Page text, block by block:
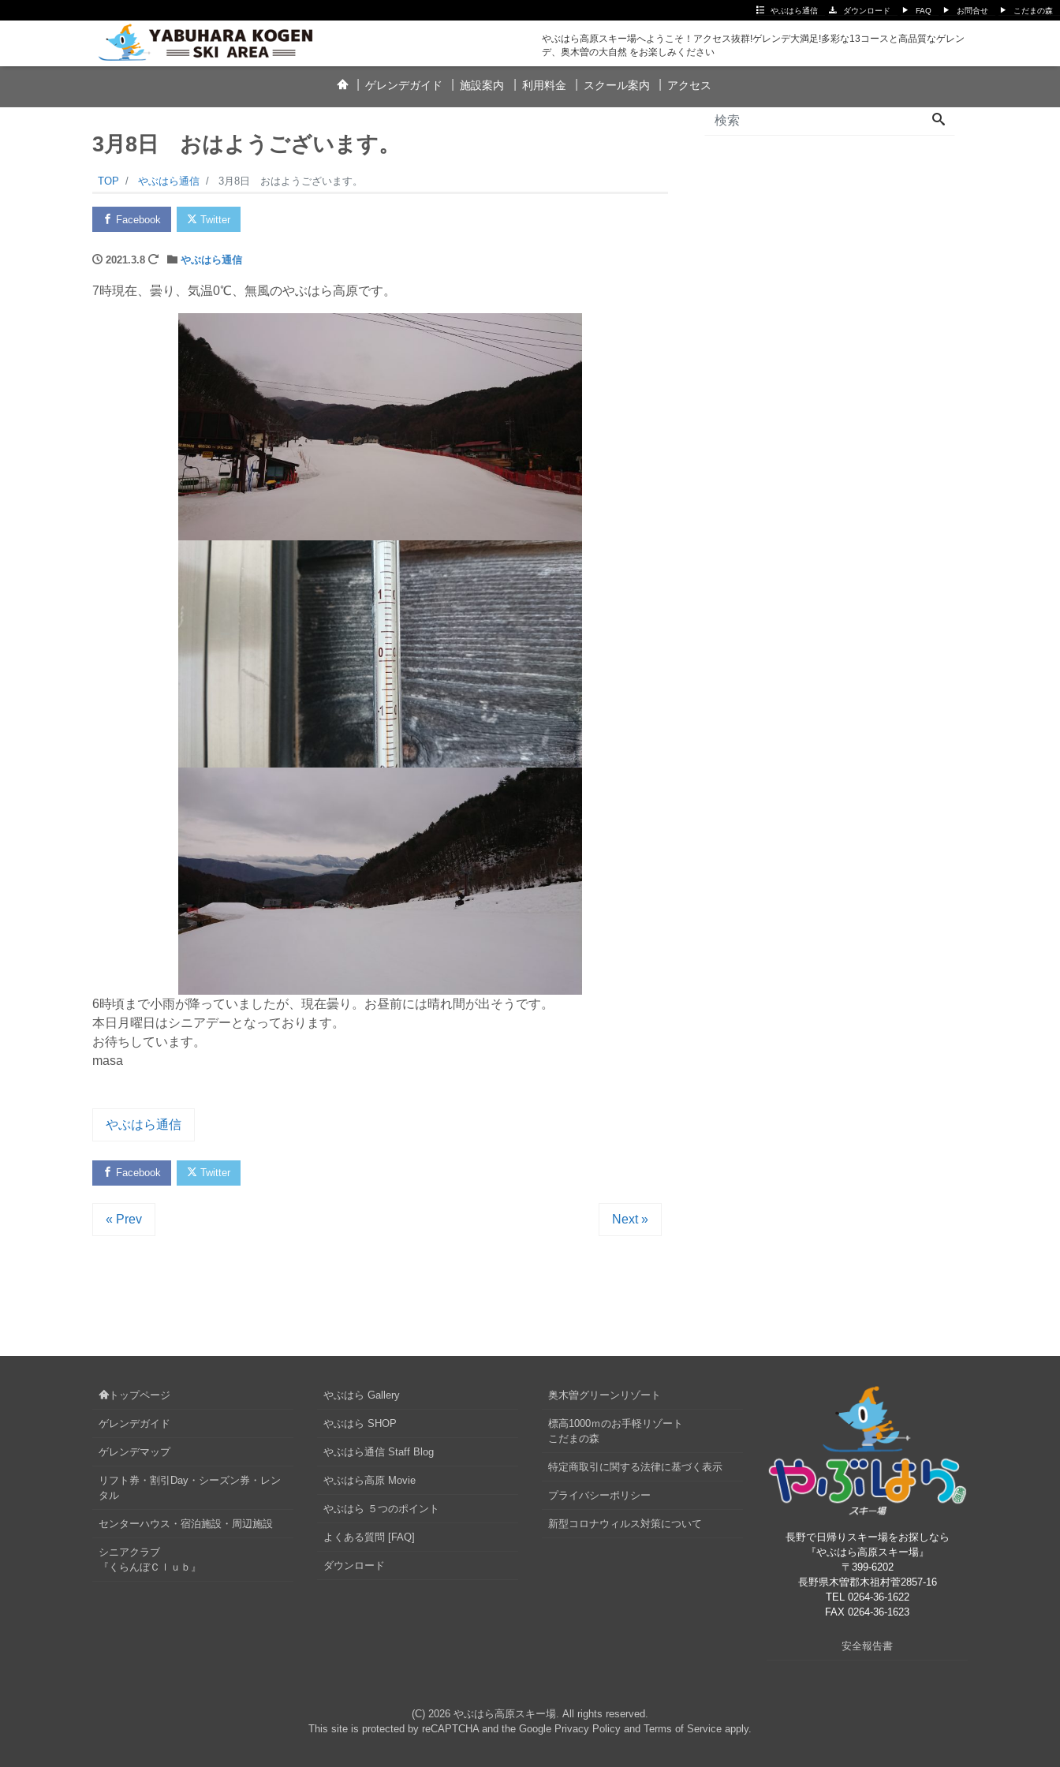
やぶはら通信 ダウンロード FAQ お問合せ こだまの森
やぶはら高原スキー場へようこそ！アクセス抜群!ゲレンデ大満足!多彩な13コースと高品質なゲレン
デ、奥木曽の大自然 をお楽しみください
ゲレンデガイド 施設案内 利用料金 スクール案内 アクセス
3月8日 おはようございます。
TOP やぶはら通信 3月8日 おはようございます。
Facebook Twitter
2021.3.8 やぶはら通信
7時現在、曇り、気温0℃、無風のやぶはら高原です。
6時頃まで小雨が降っていましたが、現在曇り。お昼前には晴れ間が出そうです。
本日月曜日はシニアデーとなっております。
お待ちしています。
masa
やぶはら通信
Facebook Twitter
« Prev Next »
トップページ
ゲレンデガイド
ゲレンデマップ
リフト券・割引Day・シーズン券・レン
タル
センターハウス・宿泊施設・周辺施設
シニアクラブ
『くらんぼＣｌｕｂ』
やぶはら Gallery
やぶはら SHOP
やぶはら通信 Staff Blog
やぶはら高原 Movie
やぶはら ５つのポイント
よくある質問 [FAQ]
ダウンロード
奥木曽グリーンリゾート
標高1000ｍのお手軽リゾート
こだまの森
特定商取引に関する法律に基づく表示
プライバシーポリシー
新型コロナウィルス対策について
長野で日帰りスキー場をお探しなら
『やぶはら高原スキー場』
〒399-6202
長野県木曽郡木祖村菅2857-16
TEL 0264-36-1622
FAX 0264-36-1623
安全報告書
(C) 2026 やぶはら高原スキー場 . All rights reserved.
This site is protected by reCAPTCHA and the Google Privacy Policy and Terms of Service apply.